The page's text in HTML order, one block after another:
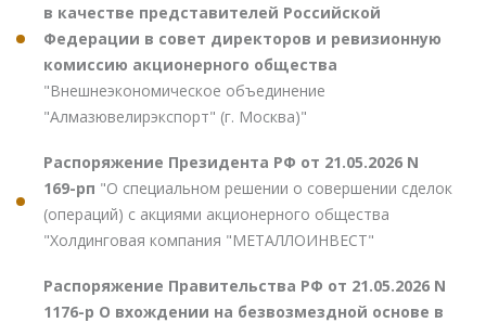
в качестве представителей Российской
Федерации в совет директоров и ревизионную
комиссию акционерного общества
"Внешнеэкономическое объединение
"Алмазювелирэкспорт" (г. Москва)"
Распоряжение Президента РФ от 21.05.2026 N
169-рп "О специальном решении о совершении сделок
(операций) с акциями акционерного общества
"Холдинговая компания "МЕТАЛЛОИНВЕСТ"
Распоряжение Правительства РФ от 21.05.2026 N
1176-р О вхождении на безвозмездной основе в